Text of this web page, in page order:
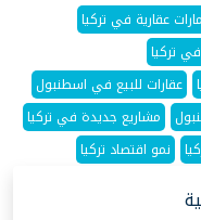
عقارية في تركيا
تركيا
عقارات للبيع في اسطنبول
مشاريع جديدة في تركيا
نمو اقتصاد تركيا